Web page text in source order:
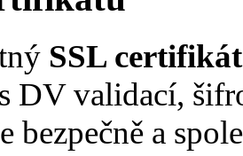
SSL
DV validací,
bezpečně a